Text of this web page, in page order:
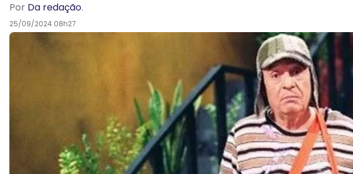
Por Da redação.
25/09/2024 08h27